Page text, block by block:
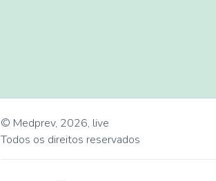
© Medprev, 2026, live
Todos os direitos reservados